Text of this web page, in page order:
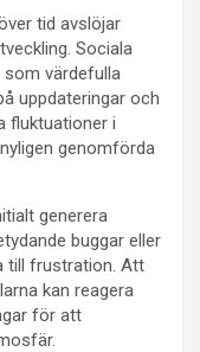
tid avslöjar
Sociala
värdefulla
uppdateringar och
fluktuationer i
genomförda
generera
buggar eller
till frustration. Att
kan reagera
för att